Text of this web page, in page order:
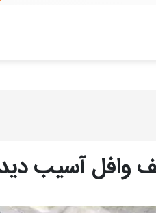
کششی بین قالب‌های وافل
کنترل انبساط قالب‌ها را بر
وافل آسیب